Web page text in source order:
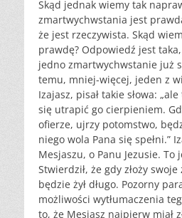
Skąd jednak wiemy tak
zmartwychwstania jest
że jest rzeczywista. Skąd
prawdę? Odpowiedź jest
jedno zmartwychwstanie już
temu, mniej-więcej, jeden z
Izajasz, pisał takie słowa:
się utrapić go cierpieniem.
ofierze, ujrzy potomstwo,
niego wola Pana się spełni.”
Mesjaszu, o Panu Jezusie. To
Stwierdził, że gdy złoży
będzie żył długo. Pozorny
możliwości wytłumaczenia
to, że Mesjasz najpierw miał